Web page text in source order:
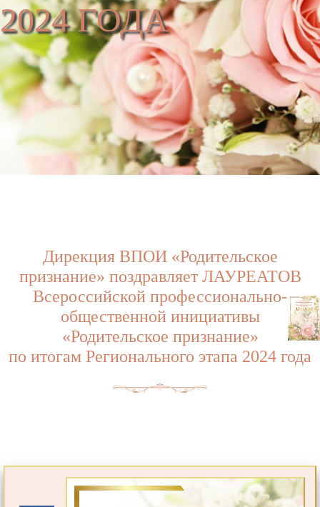
2024 ГОДА
Дирекция ВПОИ «Родительское
признание» поздравляет ЛАУРЕАТОВ
Всероссийской профессионально-
общественной инициативы
«Родительское признание»
по итогам Регионального этапа 2024 года